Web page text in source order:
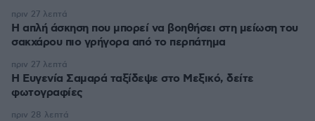
Η απλή άσκηση που μπορεί να βοηθήσει στη μείωση του
σακχάρου πιο γρήγορα από το περπάτημα
πριν 27 λεπτά
Η Ευγενία Σαμαρά ταξίδεψε στο Μεξικό, δείτε
φωτογραφίες
πριν 27 λεπτά
πριν 28 λεπτά